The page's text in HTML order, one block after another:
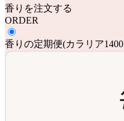
香りを注文する
ORDER
香りの定期便(カラリア1400